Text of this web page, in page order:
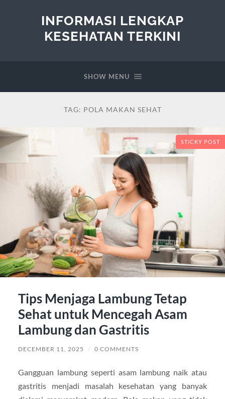
INFORMASI LENGKAP
KESEHATAN TERKINI
SHOW MENU
TAG: POLA MAKAN SEHAT
STICKY POST
Tips Menjaga Lambung Tetap
Sehat untuk Mencegah Asam
Lambung dan Gastritis
DECEMBER 11, 2025 / 0 COMMENTS
Gangguan lambung seperti asam lambung naik atau
gastritis menjadi masalah kesehatan yang banyak